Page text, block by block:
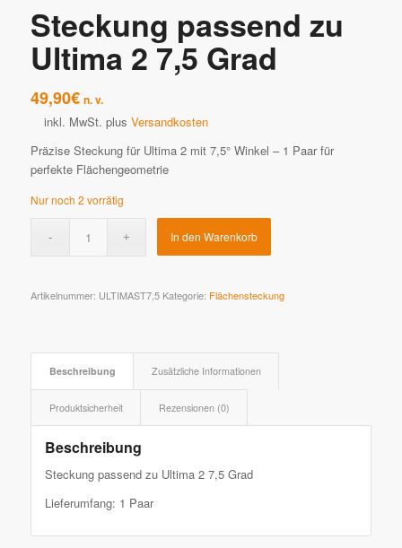
Steckung passend zu
Ultima 2 7,5 Grad
49,90€ n. v.
inkl. MwSt. plus Versandkosten
Präzise Steckung für Ultima 2 mit 7,5° Winkel – 1 Paar für
perfekte Flächengeometrie
Nur noch 2 vorrätig
In den Warenkorb
Artikelnummer: ULTIMAST7,5 Kategorie: Flächensteckung
Beschreibung Zusätzliche Informationen
Produktsicherheit Rezensionen (0)
Beschreibung
Steckung passend zu Ultima 2 7,5 Grad
Lieferumfang: 1 Paar